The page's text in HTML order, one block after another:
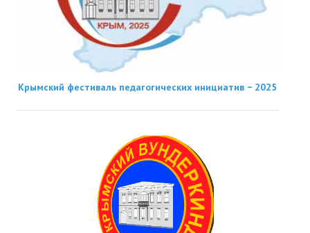
Крымский фестиваль педагогических инициатив − 2025